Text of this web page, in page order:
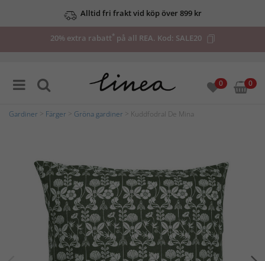
Alltid fri frakt vid köp över 899 kr
20% extra rabatt*på all REA. Kod: SALE20
0 0
Gardiner Färger Gröna gardiner > Kuddfodral De Mina